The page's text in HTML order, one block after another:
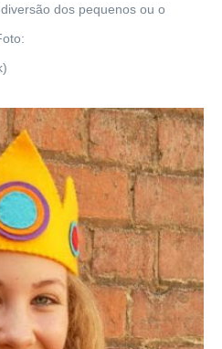
dos pequenos ou o